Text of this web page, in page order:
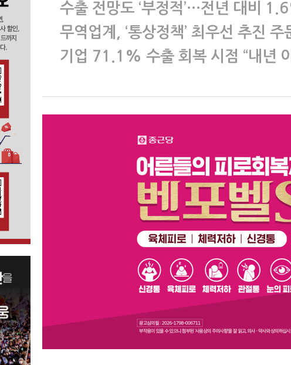
수출 전망도 ‘부정적’…전년 대비
무역업계, ‘통상정책’ 최우선 추진 주
기업 71.1% 수출 회복 시점 “내년